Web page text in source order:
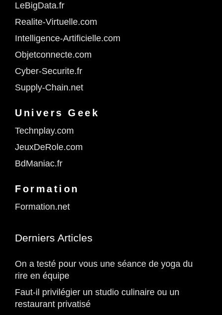
LeBigData.fr
Realite-Virtuelle.com
Intelligence-Artificielle.com
Objetconnecte.com
Cyber-Securite.fr
Supply-Chain.net
Univers Geek
Technplay.com
JeuxDeRole.com
BdManiac.fr
Formation
Formation.net
Derniers Articles
On a testé pour vous une séance de yoga du
rire en équipe
Faut-il privilégier un studio culinaire ou un
restaurant privatisé